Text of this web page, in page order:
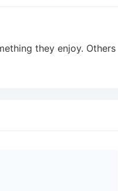
they enjoy. Others